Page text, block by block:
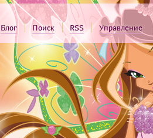
Блог Поиск RSS Управление